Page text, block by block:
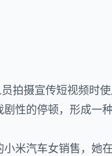
员拍摄宣传短视频
性的停顿，形成一
米汽车女销售，她